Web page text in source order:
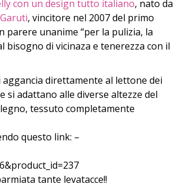
con un design tutto italiano, nato da
, vincitore nel 2007 del primo
parere unanime “per la pulizia, la
bisogno di vicinaza e tenerezza con il
aggancia direttamente al lettone dei
adattano alle diverse altezze del
tessuto completamente
questo link: –
tante levatacce!!